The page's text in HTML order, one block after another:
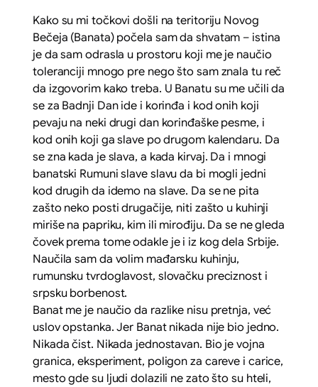
Kako su mi točkovi došli na teritoriju Novog
Bečeja (Banata) počela sam da shvatam – istina
je da sam odrasla u prostoru koji me je naučio
toleranciji mnogo pre nego što sam znala tu reč
da izgovorim kako treba. U Banatu su me učili da
se za Badnji Dan ide i korinđa i kod onih koji
pevaju na neki drugi dan korinđaške pesme, i
kod onih koji ga slave po drugom kalendaru. Da
se zna kada je slava, a kada kirvaj. Da i mnogi
banatski Rumuni slave slavu da bi mogli jedni
kod drugih da idemo na slave. Da se ne pita
zašto neko posti drugačije, niti zašto u kuhinji
miriše na papriku, kim ili mirođiju. Da se ne gleda
čovek prema tome odakle je i iz kog dela Srbije.
Naučila sam da volim mađarsku kuhinju,
rumunsku tvrdoglavost, slovačku preciznost i
srpsku borbenost.
Banat me je naučio da razlike nisu pretnja, već
uslov opstanka. Jer Banat nikada nije bio jedno.
Nikada čist. Nikada jednostavan. Bio je vojna
granica, eksperiment, poligon za careve i carice,
mesto gde su ljudi dolazili ne zato što su hteli,